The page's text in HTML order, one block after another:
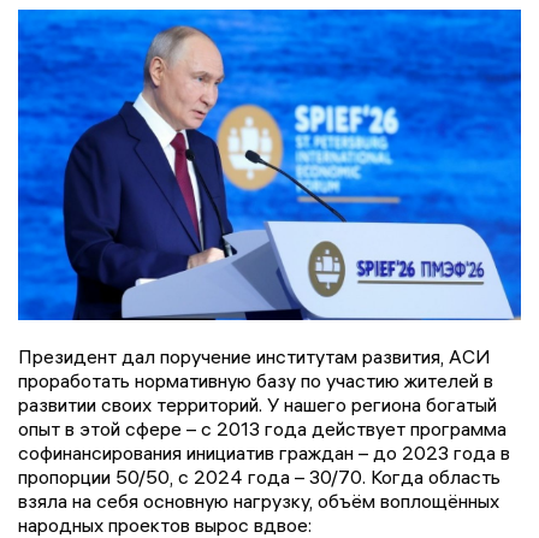
Президент дал поручение институтам развития, АСИ
проработать нормативную базу по участию жителей в
развитии своих территорий. У нашего региона богатый
опыт в этой сфере – с 2013 года действует программа
софинансирования инициатив граждан – до 2023 года в
пропорции 50/50, с 2024 года – 30/70. Когда область
взяла на себя основную нагрузку, объём воплощённых
народных проектов вырос вдвое: